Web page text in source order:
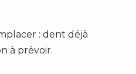
: dent déjà
à prévoir.